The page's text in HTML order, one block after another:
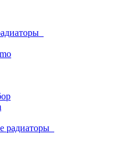
радиаторы